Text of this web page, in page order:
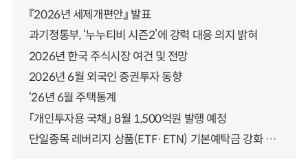
『2026년 세제개편안』 발표
과기정통부, ‘누누티비 시즌2’에 강력 대응 의지 밝혀
2026년 한국 주식시장 여건 및 전망
2026년 6월 외국인 증권투자 동향
‘26년 6월 주택통계
「개인투자용 국채」 8월 1,500억원 발행 예정
단일종목 레버리지 상품(ETF·ETN) 기본예탁금 강화 조기시행 방안 안내